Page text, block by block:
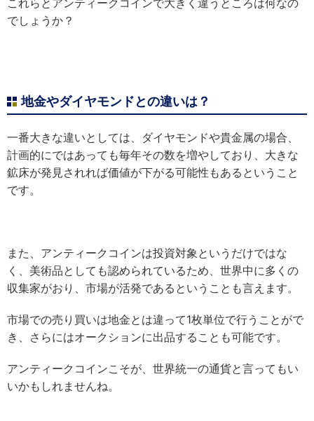
でしょうか？
地金やダイヤモンドとの違いは？
一番大きな違いとしては、ダイヤモンドや貴金属の場合、
計画的にではあっても毎年その数を増やしており、大きな
鉱床が発見されれば価値が下がる可能性もあるということ
です。
また、アンティークコインは投資対象というだけではな
く、美術品としても認められているため、世界中に多くの
収集家がおり、市場が活発であるということも言えます。
市場での売り買いは地金とは違って1枚単位で行うことがで
き、さらにはオークションに出品することも可能です。
アンティークコインこそが、世界統一の通貨と言ってもい
いかもしれませんね。